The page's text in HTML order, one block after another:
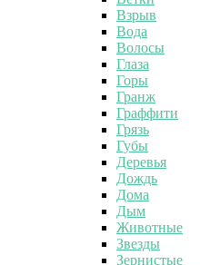
Взрыв
Вода
Волосы
Глаза
Горы
Гранж
Граффити
Грязь
Губы
Деревья
Дождь
Дома
Дым
Животные
Звезды
Зернистые